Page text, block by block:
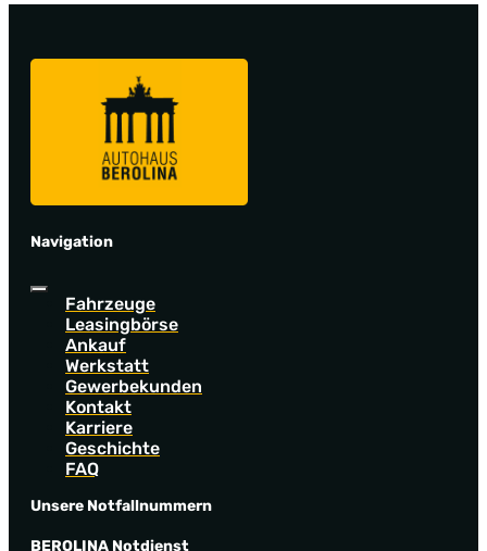
Navigation
Fahrzeuge
Leasingbörse
Ankauf
Werkstatt
Gewerbekunden
Kontakt
Karriere
Geschichte
FAQ
Unsere Notfallnummern
BEROLINA Notdienst